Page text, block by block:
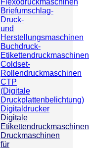
Briefumschlag-
Druck-
und
Herstellungsmaschinen
Buchdruck-
Etikettendruckmaschinen
Coldset-
Rollendruckmaschinen
CTP
(Digitale
Druckplattenbelichtung)
Digitaldrucker
Digitale
Etikettendruckmaschinen
Druckmaschinen
für